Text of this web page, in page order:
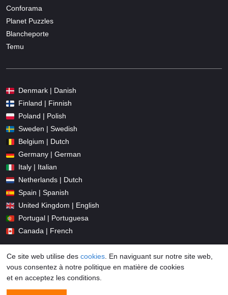
Conforama
Planet Puzzles
Blancheporte
Temu
Denmark | Danish
Finland | Finnish
Poland | Polish
Sweden | Swedish
Belgium | Dutch
Germany | German
Italy | Italian
Netherlands | Dutch
Spain | Spanish
United Kingdom | English
Portugal | Portuguesa
Canada | French
Ce site web utilise des cookies . En naviguant sur notre site web,
vous consentez à notre politique en matière de cookies
et en acceptez les conditions.